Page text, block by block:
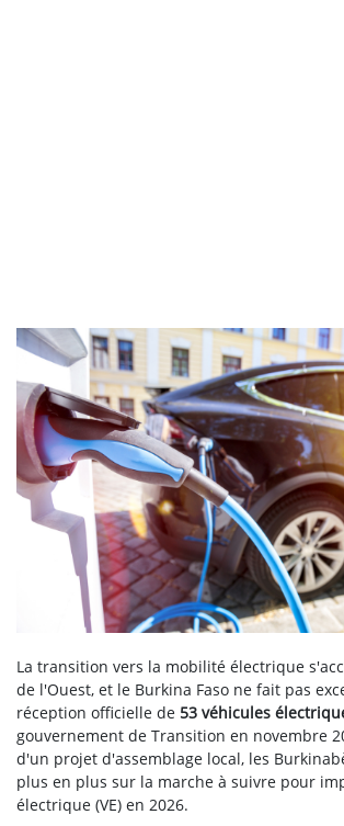
La transition vers la mobilité électrique
de l'Ouest, et le Burkina Faso ne fait pas
réception officielle de 53 véhicules
gouvernement de Transition en novembre
d'un projet d'assemblage local, les
plus en plus sur la marche à suivre pour
électrique (VE) en 2026.